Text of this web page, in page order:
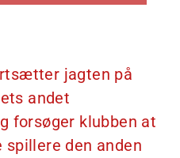
jagten på
andet
forsøger klubben at
spillere den anden